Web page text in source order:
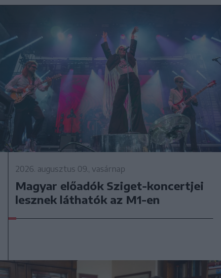
2026. augusztus 09., vasárnap
Magyar előadók Sziget-koncertjei
lesznek láthatók az M1-en